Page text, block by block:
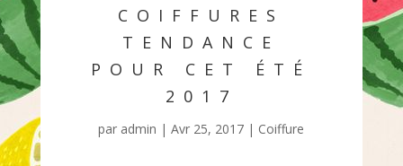
COIFFURES
TENDANCE
POUR CET ÉTÉ
2017
par admin |Avr 25, 2017 | Coiffure